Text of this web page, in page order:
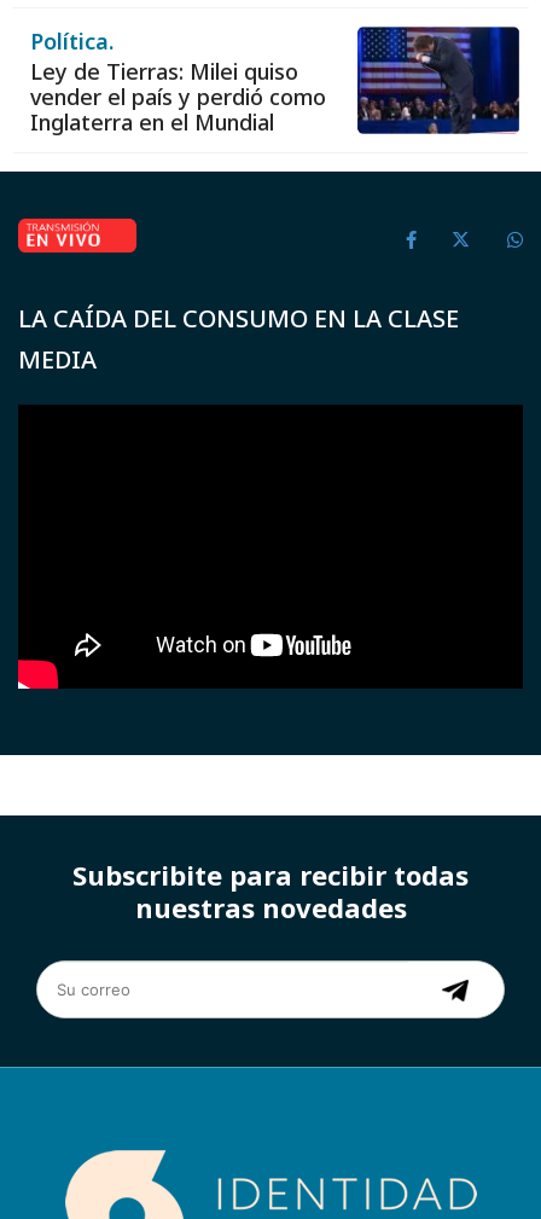
Política.
Ley de Tierras: Milei quiso
vender el país y perdió como
Inglaterra en el Mundial
LA CAÍDA DEL CONSUMO EN LA CLASE
MEDIA
Subscribite para recibir todas
nuestras novedades